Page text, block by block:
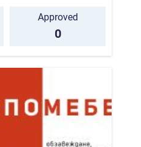
Approved
0